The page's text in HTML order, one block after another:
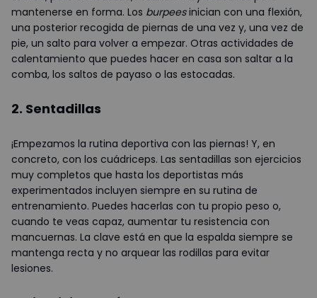
mantenerse en forma. Los burpeesinician con una flexión,
una posterior recogida de piernas de una vez y, una vez de
pie, un salto para volver a empezar. Otras actividades de
calentamiento que puedes hacer en casa son saltar a la
comba, los saltos de payaso o las estocadas.
2. Sentadillas
¡Empezamos la rutina deportiva con las piernas! Y, en
concreto, con los cuádriceps. Las sentadillas son ejercicios
muy completos que hasta los deportistas más
experimentados incluyen siempre en su rutina de
entrenamiento. Puedes hacerlas con tu propio peso o,
cuando te veas capaz, aumentar tu resistencia con
mancuernas. La clave está en que la espalda siempre se
mantenga recta y no arquear las rodillas para evitar
lesiones.